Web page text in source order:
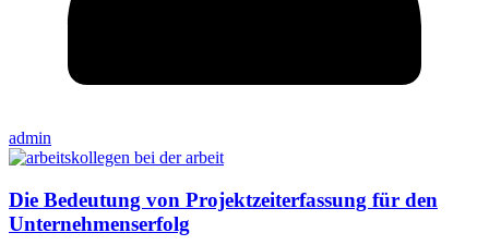
admin
Die Bedeutung von Projektzeiterfassung für den
Unternehmenserfolg